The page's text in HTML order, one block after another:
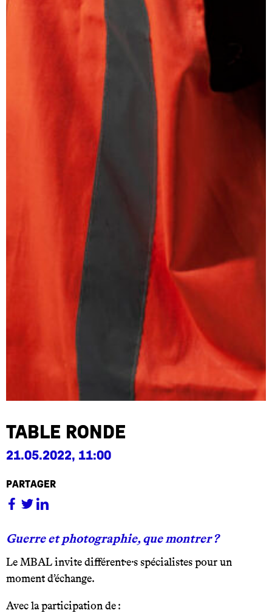
Table ronde
21.05.2022, 11:00
partager
Guerre et photographie, que montrer ?
Le MBAL invite différent·e·s spécialistes pour un
moment d’échange.
Avec la participation de :